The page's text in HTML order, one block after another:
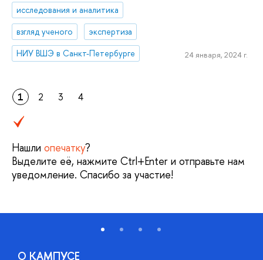
исследования и аналитика
взгляд ученого
экспертиза
НИУ ВШЭ в Санкт-Петербурге
24 января, 2024 г.
1 2 3 4
Нашли опечатку?
Выделите её, нажмите Ctrl+Enter и отправьте нам
уведомление. Спасибо за участие!
О КАМПУСЕ